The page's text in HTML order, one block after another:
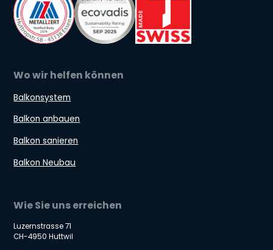
Wo wir helfen können
Balkonsystem
Balkon anbauen
Balkon sanieren
Balkon Neubau
Wie Sie uns erreichen
Luzernstrasse 71
CH-4950 Huttwil